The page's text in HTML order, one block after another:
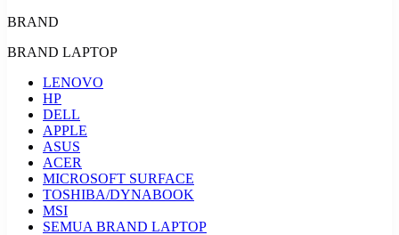
BRAND
BRAND LAPTOP
LENOVO
HP
DELL
APPLE
ASUS
ACER
MICROSOFT SURFACE
TOSHIBA/DYNABOOK
MSI
SEMUA BRAND LAPTOP